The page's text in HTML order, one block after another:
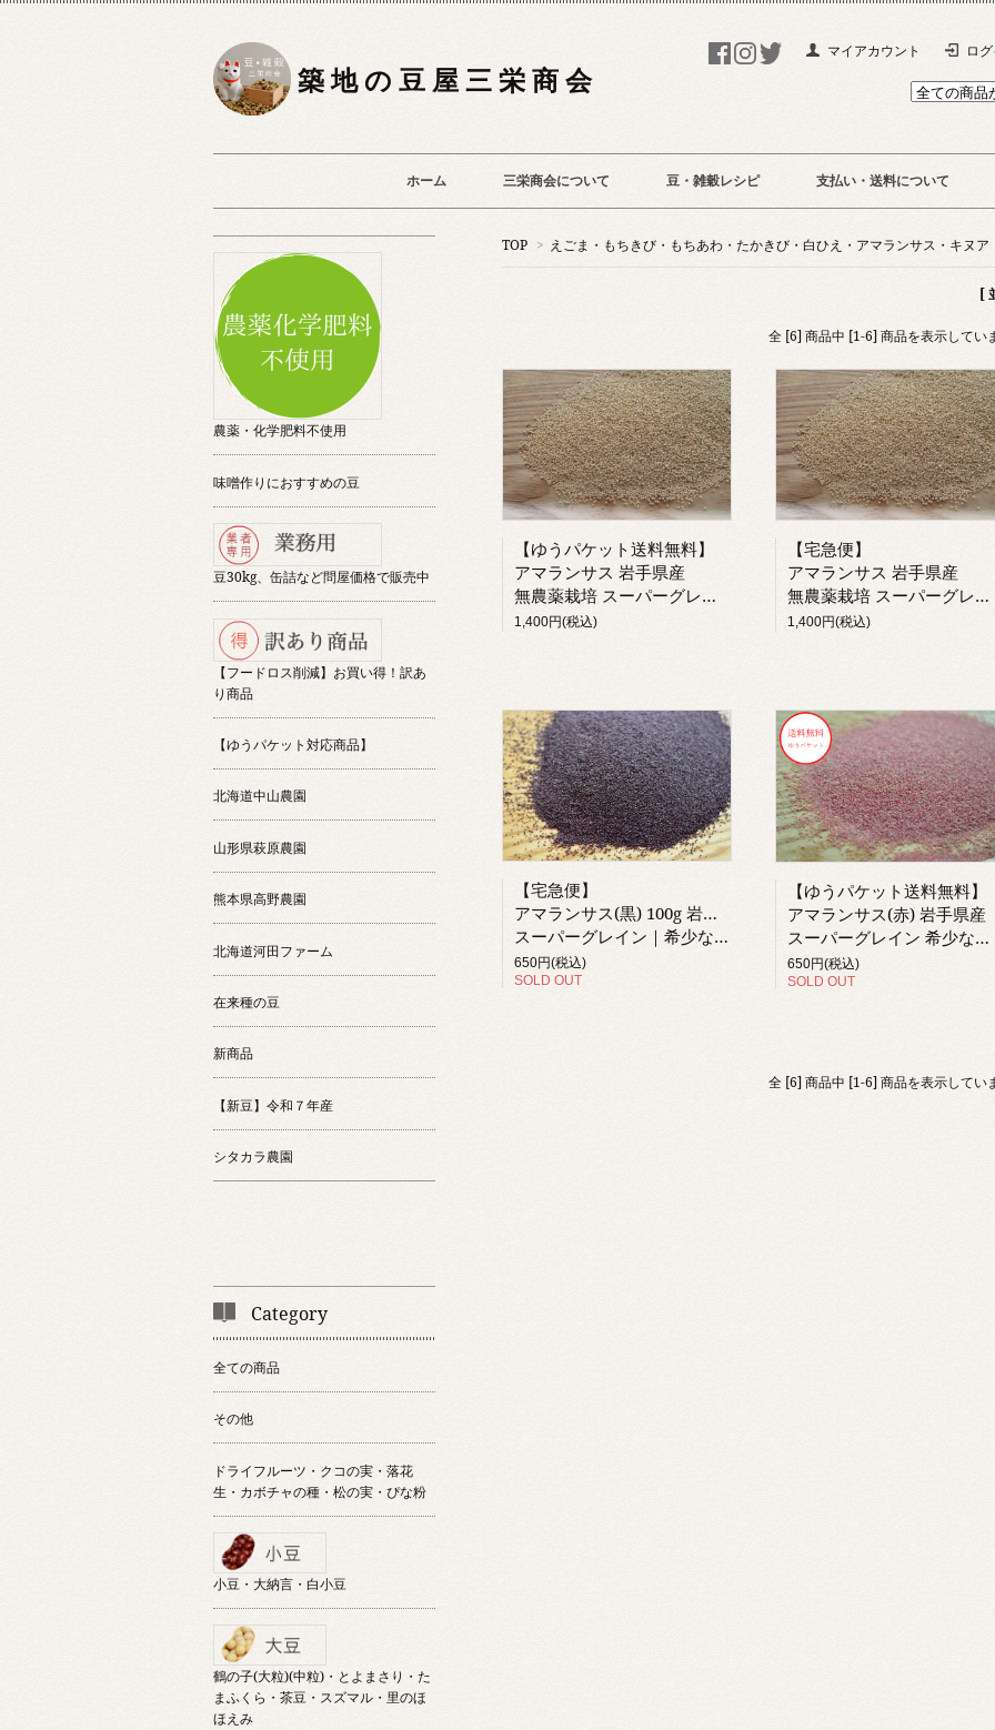
マイアカウント ロ
築 地 の 豆 屋 三 栄 商 会
ホーム 三栄商会について 豆・雑穀レシピ 支払い・送料について
TOP > えごま・もちきび・もちあわ・たかきび・白ひえ・アマランサス・キヌ
[
全 [6] 商品中 [1-6] 商品を表示してい
【ゆうパケット送料無料】
アマランサス 岩手県産
無農薬栽培 スーパーグレイン 希少な国産 農薬不使用
1,400円(税込)
【宅急便】
アマランサス 岩手県産
無農薬栽培 スーパーグレイン 希少な国産 農薬不使用
1,400円(税込)
【宅急便】
アマランサス(黒) 100g 岩手県産
スーパーグレイン｜希少な国産
650円(税込)
SOLD OUT
【ゆうパケット送料無料】
アマランサス(赤) 岩手県産
スーパーグレイン 希少な国産
650円(税込)
SOLD OUT
全 [6] 商品中 [1-6] 商品を表示してい
農薬・化学肥料不使用
味噌作りにおすすめの豆
豆30kg、缶詰など問屋価格で販売中
【フードロス削減】お買い得！訳あ
り商品
【ゆうパケット対応商品】
北海道中山農園
山形県萩原農園
熊本県高野農園
北海道河田ファーム
在来種の豆
新商品
【新豆】令和７年産
シタカラ農園
Category
全ての商品
その他
ドライフルーツ・クコの実・落花
生・カボチャの種・松の実・ぴな粉
小豆・大納言・白小豆
鶴の子(大粒)(中粒)・とよまさり・た
まふくら・茶豆・スズマル・里のほ
ほえみ